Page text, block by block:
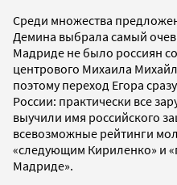
Среди множества
Демина выбрала самый
Мадриде не было россиян
центрового Михаила
поэтому переход Егора
России: практически все
выучили имя российского
всевозможные рейтинги
«следующим Кириленко» и
Мадриде».